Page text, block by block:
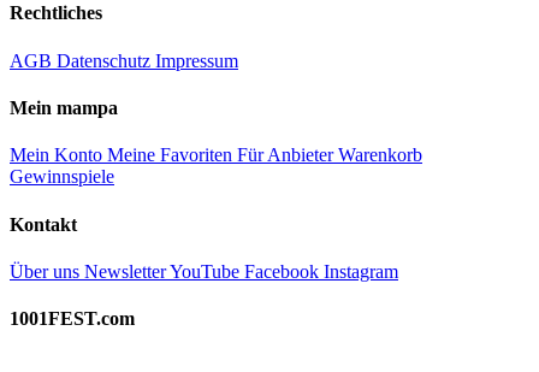
Rechtliches
AGB Datenschutz Impressum
Mein mampa
Mein Konto Meine Favoriten Für AnbieterWarenkorb
Gewinnspiele
Kontakt
Über uns NewsletterYouTube Facebook Instagram
1001FEST.com